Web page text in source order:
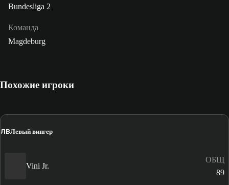
Bundesliga 2
Команда
Magdeburg
Похожие игроки
ЛВЛевый вингер
Vini Jr.
ОБЩ
89